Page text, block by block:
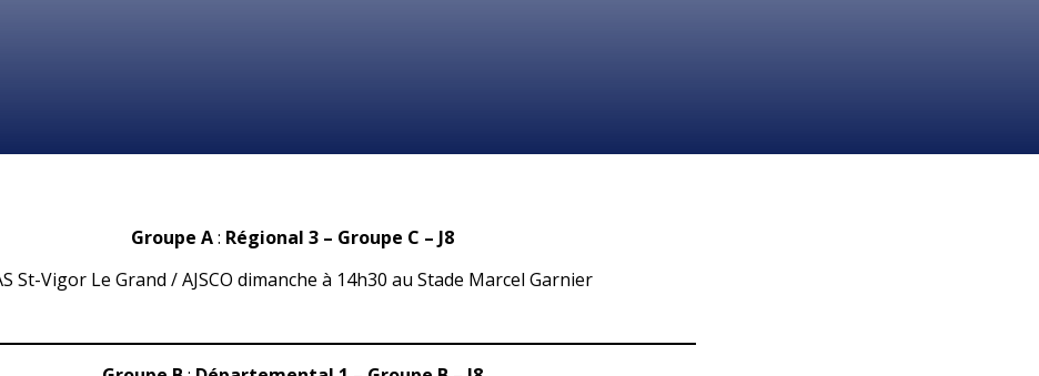
Groupe A: Régional 3 – Groupe C – J8
St-Vigor Le Grand / AJSCO dimanche à 14h30 au Stade Marcel Garnier